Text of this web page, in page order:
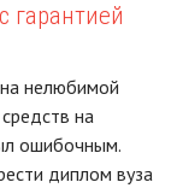
гарантией
нелюбимой
на
ошибочным.
диплом вуза